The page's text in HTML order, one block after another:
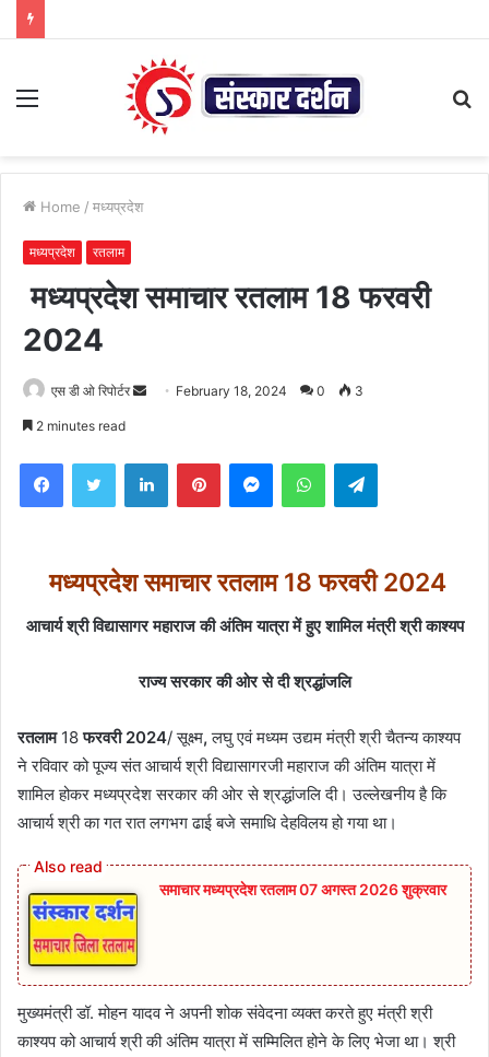
Menu
Home / मध्यप्रदेश
मध्यप्रदेश रतलाम
मध्यप्रदेश समाचार रतलाम 18 फरवरी
2024
एस डी ओ रिपोर्टर
Send February 18, 2024 0 3
2 minutes read
FacebookTwitter LinkedInPinterestMessengerWhatsAppTelegram
मध्यप्रदेश समाचार रतलाम 18फरवरी2024
आचार्य श्री विद्यासागर महाराज की अंतिम यात्रा में हुए शामिल मंत्री श्री काश्यप
राज्य सरकार की ओर से दी श्रद्धांजलि
रतलाम 18 फरवरी2024/सूक्ष्म,लघु एवं मध्यम उद्यम मंत्री श्री चैतन्य काश्यप
ने रविवार को पूज्य संत आचार्य श्री विद्यासागरजी महाराज की अंतिम यात्रा में
शामिल होकर मध्यप्रदेश सरकार की ओर से श्रद्धांजलि दी। उल्लेखनीय है कि
आचार्य श्री का गत रात लगभग ढाई बजे समाधि देहविलय हो गया था।
समाचार मध्यप्रदेश रतलाम 07 अगस्त 2026 शुक्रवार
मुख्यमंत्री डॉ. मोहन यादव ने अपनी शोक संवेदना व्यक्त करते हुए मंत्री श्री
काश्यप को आचार्य श्री की अंतिम यात्रा में सम्मिलित होने के लिए भेजा था। श्री